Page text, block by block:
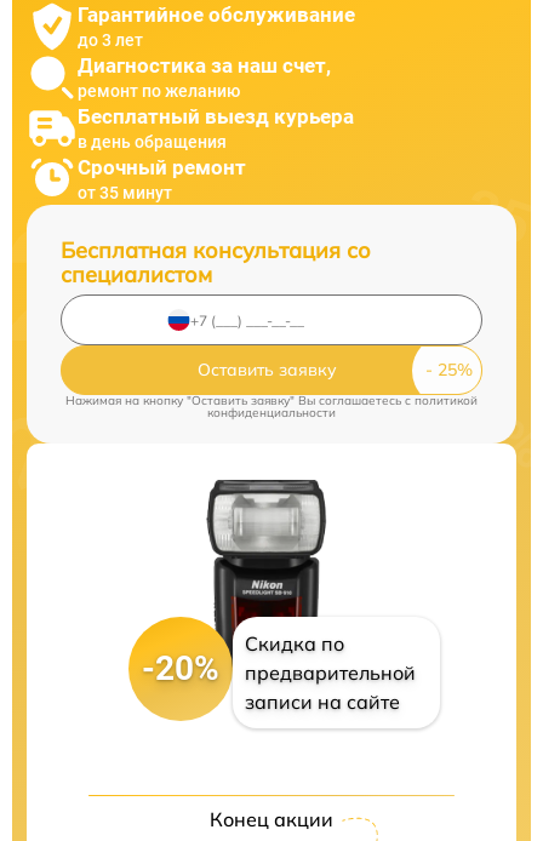
Гарантийное обслуживание
до 3 лет
Диагностика за наш счет,
ремонт по желанию
Бесплатный выезд курьера
в день обращения
Срочный ремонт
от 35 минут
Бесплатная консультация со
специалистом
Оставить заявку
Нажимая на кнопку "Оставить заявку" Вы соглашаетесь cполитикой
конфиденциальности
-20%
Скидка по
предварительной
записи на сайте
Конец акции